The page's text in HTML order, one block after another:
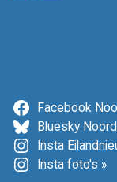
Facebook
Bluesky
Insta
Insta foto's »